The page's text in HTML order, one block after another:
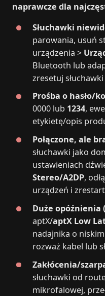
naprawcze dla
Słuchawki
parowania, usuń
urządzenia >
Bluetooth lub
zresetuj
Prośba o hasło/
0000 lub 1234,
etykietę/opis
Połączone, ale
słuchawki jako
ustawieniach
Stereo/A2DP,
urządzeń i
Duże opóźnienia
aptX/aptX Low
nadajnika o
rozważ kabel lub
Zakłócenia/
słuchawki od
mikrofalowej,